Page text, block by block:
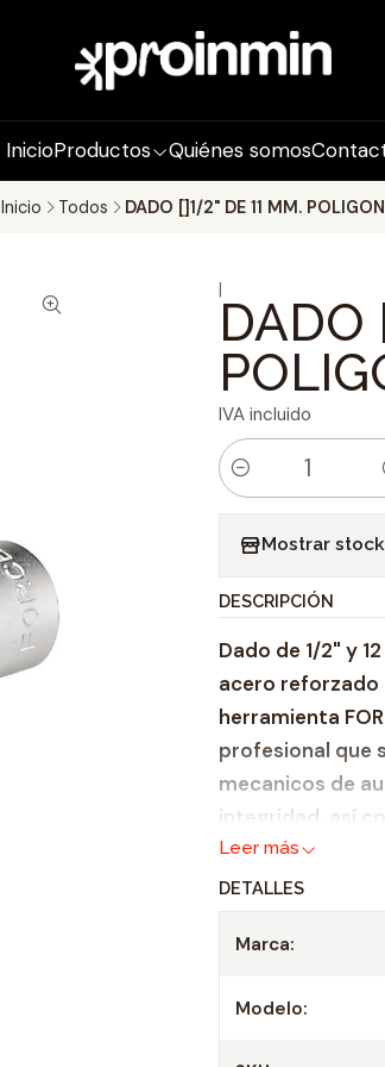
InicioProductos Quiénes somos
Inicio Todos DADO []1/2" DE 11 MM.
|
DADO
IVA incluido
C
i
d
a
d
Mostrar
DESCRIPCIÓN
Dado de 1/2" y
acero reforzado
herramienta
profesional que
mecanicos de
integridad, así
9001:2000.
Zócalo de
Adecuado
Longitud: 38
Leer más
DETALLES
Marca:
Modelo: